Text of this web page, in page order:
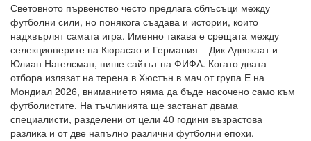
Световното първенство често предлага сблъсъци между
футболни сили, но понякога създава и истории, които
надхвърлят самата игра. Именно такава е срещата между
селекционерите на Кюрасао и Германия – Дик Адвокаат и
Юлиан Нагелсман, пише сайтът на ФИФА. Когато двата
отбора излязат на терена в Хюстън в мач от група Е на
Мондиал 2026, вниманието няма да бъде насочено само към
футболистите. На тъчлинията ще застанат двама
специалисти, разделени от цели 40 години възрастова
разлика и от две напълно различни футболни епохи.